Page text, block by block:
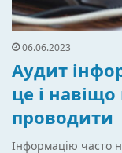
06.06.2023
Аудит
це і
проводити
Інформацію часто